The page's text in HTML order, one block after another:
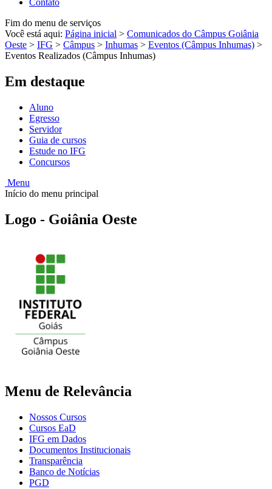
Contato
Fim do menu de serviços
Você está aqui: Página inicial > Comunicados do Câmpus Goiânia
Oeste > IFG > Câmpus > Inhumas > Eventos (Câmpus Inhumas) >
Eventos Realizados (Câmpus Inhumas)
Em destaque
Aluno
Egresso
Servidor
Guia de cursos
Estude no IFG
Concursos
Menu
Início do menu principal
Logo - Goiânia Oeste
Menu de Relevância
Nossos Cursos
Cursos EaD
IFG em Dados
Documentos Institucionais
Transparência
Banco de Notícias
PGD